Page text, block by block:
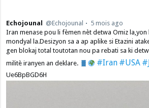
Echojounal @Echojounal
5 mois ago
Iran menase pou li fèmen nèt detwa Omiz
mondyal la.Desizyon sa a ap aplike si Etazini
gen blokaj total toutotan nou pa rebati sa ki
militè iranyen an deklare.
#Iran #USA
Ue6BpBGD6H